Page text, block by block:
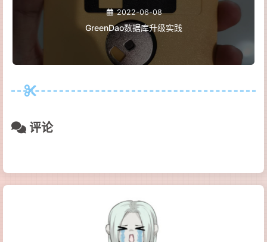
2022-06-08
GreenDao数据库升级实践
评论